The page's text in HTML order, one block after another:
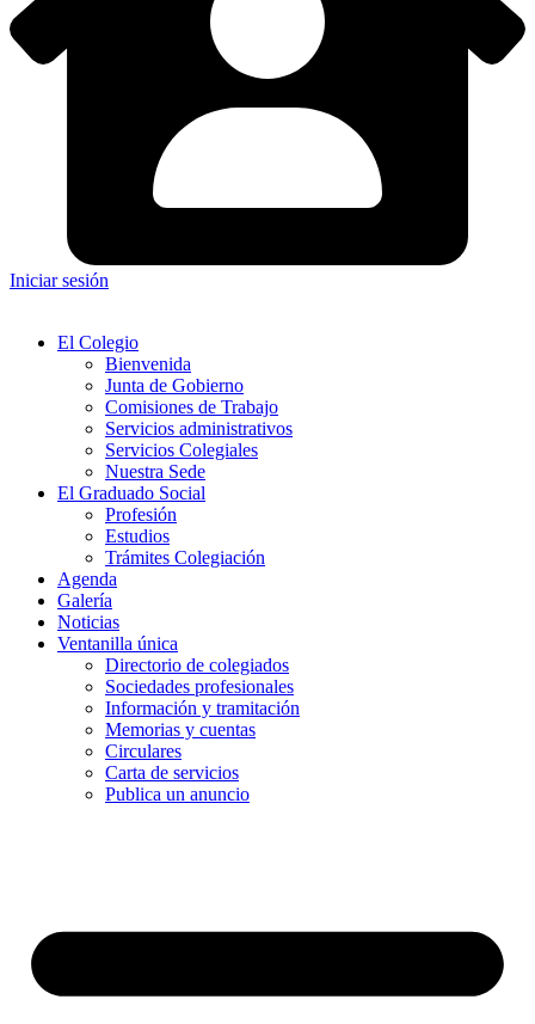
Iniciar sesión
El Colegio
Bienvenida
Junta de Gobierno
Comisiones de Trabajo
Servicios administrativos
Servicios Colegiales
Nuestra Sede
El Graduado Social
Profesión
Estudios
Trámites Colegiación
Agenda
Galería
Noticias
Ventanilla única
Directorio de colegiados
Sociedades profesionales
Información y tramitación
Memorias y cuentas
Circulares
Carta de servicios
Publica un anuncio